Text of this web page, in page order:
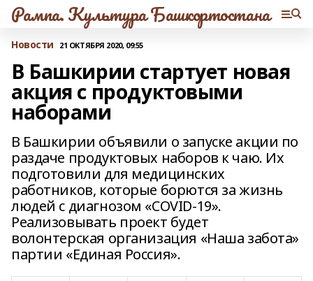
Рампа. Культура Башкортостана
Новости 21 ОКТЯБРЯ 2020, 09:55
В Башкирии стартует новая
акция с продуктовыми
наборами
В Башкирии объявили о запуске акции по
раздаче продуктовых наборов к чаю. Их
подготовили для медицинских
работников, которые борются за жизнь
людей с диагнозом «COVID-19».
Реализовывать проект будет
волонтерская организация «Наша забота»
партии «Единая Россия».